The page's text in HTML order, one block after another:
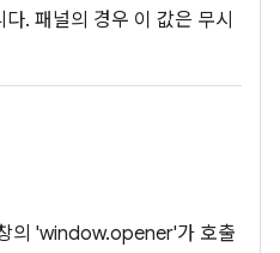
. 패널의 경우 이 값은 무시
의 'window.opener'가 호출